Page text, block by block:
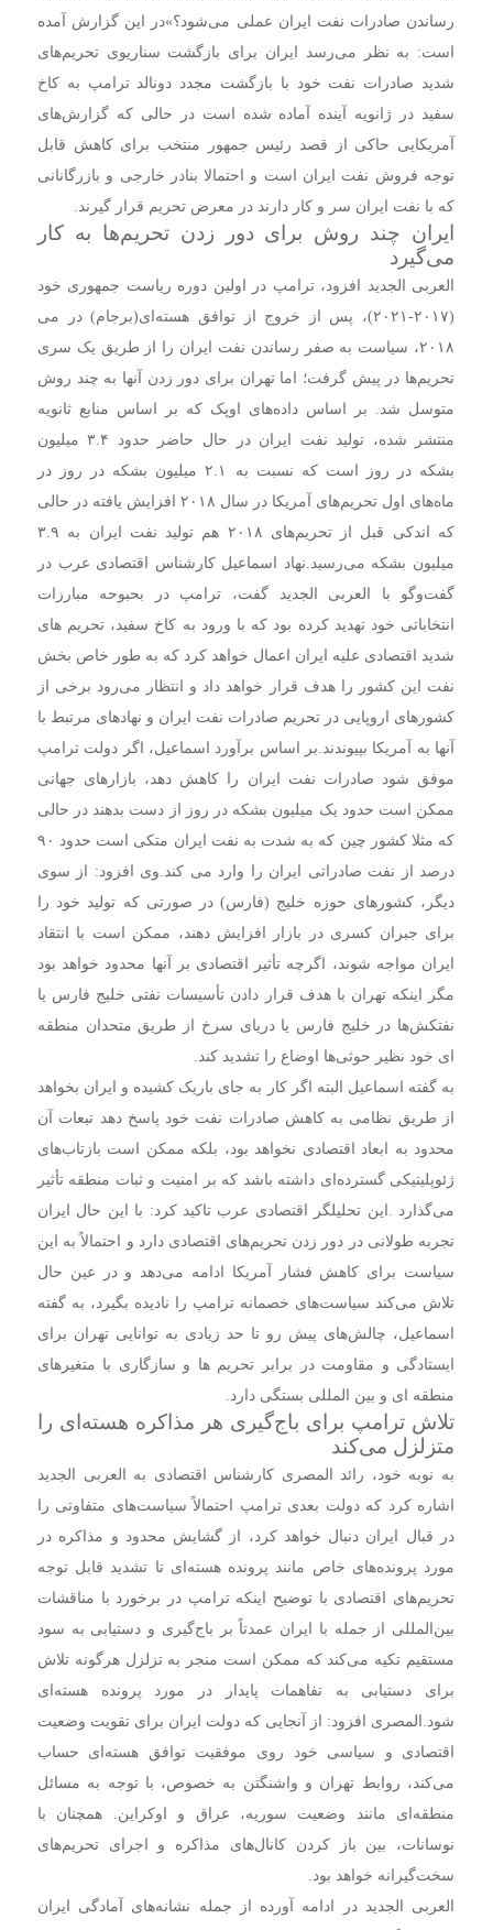
رساندن صادرات نفت ایران عملی می‌شود؟»در این گزارش آمده
است: به نظر می‌رسد ایران برای بازگشت سناریوی تحریم‌های
شدید صادرات نفت خود با بازگشت مجدد دونالد ترامپ به کاخ
سفید در ژانویه آینده آماده شده است در حالی که گزارش‌های
آمریکایی حاکی از قصد رئیس جمهور منتخب برای کاهش قابل
توجه فروش نفت ایران است و احتمالا بنادر خارجی و بازرگانانی
که با نفت ایران سر و کار دارند در معرض تحریم قرار گیرند.
ایران چند روش برای دور زدن تحریم‌ها به کار
می‌گیرد
العربی الجدید افزود، ترامپ در اولین دوره ریاست جمهوری خود
(۲۰۱۷-۲۰۲۱)، پس از خروج از توافق هسته‌ای(برجام) در می
۲۰۱۸، سیاست به صفر رساندن نفت ایران را از طریق یک سری
تحریم‌ها در پیش گرفت؛ اما تهران برای دور زدن آنها به چند روش
متوسل شد. بر اساس داده‌های اوپک که بر اساس منابع ثانویه
منتشر شده، تولید نفت ایران در حال حاضر حدود ۳.۴ میلیون
بشکه در روز است که نسبت به ۲.۱ میلیون بشکه در روز در
ماه‌های اول تحریم‌های آمریکا در سال ۲۰۱۸ افزایش یافته در حالی
که اندکی قبل از تحریم‌های ۲۰۱۸ هم تولید نفت ایران به ۳.۹
میلیون بشکه می‌رسید. نهاد اسماعیل کارشناس اقتصادی عرب در
گفت‌وگو با العربی الجدید گفت، ترامپ در بحبوحه مبارزات
انتخاباتی خود تهدید کرده بود که با ورود به کاخ سفید، تحریم های
شدید اقتصادی علیه ایران اعمال خواهد کرد که به طور خاص بخش
نفت این کشور را هدف قرار خواهد داد و انتظار می‌رود برخی از
کشورهای اروپایی در تحریم صادرات نفت ایران و نهادهای مرتبط با
آنها به آمریکا بپیوندند. بر اساس برآورد اسماعیل، اگر دولت ترامپ
موفق شود صادرات نفت ایران را کاهش دهد، بازارهای جهانی
ممکن است حدود یک میلیون بشکه در روز از دست بدهند در حالی
که مثلا کشور چین که به شدت به نفت ایران متکی است حدود ۹۰
درصد از نفت صادراتی ایران را وارد می کند. وی افزود: از سوی
دیگر، کشورهای حوزه خلیج (فارس) در صورتی که تولید خود را
برای جبران کسری در بازار افزایش دهند، ممکن است با انتقاد
ایران مواجه شوند، اگرچه تأثیر اقتصادی بر آنها محدود خواهد بود
مگر اینکه تهران با هدف قرار دادن تأسیسات نفتی خلیج فارس یا
نفتکش‌ها در خلیج فارس یا دریای سرخ از طریق متحدان منطقه
ای خود نظیر حوثی‌ها اوضاع را تشدید کند.
به گفته اسماعیل البته اگر کار به جای باریک کشیده و ایران بخواهد
از طریق نظامی به کاهش صادرات نفت خود پاسخ دهد تبعات آن
محدود به ابعاد اقتصادی نخواهد بود، بلکه ممکن است بازتاب‌های
ژئوپلیتیکی گسترده‌ای داشته باشد که بر امنیت و ثبات منطقه تأثیر
می‌گذارد . این تحلیلگر اقتصادی عرب تاکید کرد: با این حال ایران
تجربه طولانی در دور زدن تحریم‌های اقتصادی دارد و احتمالاً به این
سیاست برای کاهش فشار آمریکا ادامه می‌دهد و در عین حال
تلاش می‌کند سیاست‌های خصمانه ترامپ را نادیده بگیرد، به گفته
اسماعیل، چالش‌های پیش رو تا حد زیادی به توانایی تهران برای
ایستادگی و مقاومت در برابر تحریم ها و سازگاری با متغیرهای
منطقه ای و بین المللی بستگی دارد.
تلاش ترامپ برای باج‌گیری هر مذاکره هسته‌ای را
متزلزل می‌کند
به نوبه خود، رائد المصری کارشناس اقتصادی به العربی الجدید
اشاره کرد که دولت بعدی ترامپ احتمالاً سیاست‌های متفاوتی را
در قبال ایران دنبال خواهد کرد، از گشایش محدود و مذاکره در
مورد پرونده‌های خاص مانند پرونده هسته‌ای تا تشدید قابل توجه
تحریم‌های اقتصادی با توضیح اینکه ترامپ در برخورد با مناقشات
بین‌المللی از جمله با ایران عمدتاً بر باج‌گیری و دستیابی به سود
مستقیم تکیه می‌کند که ممکن است منجر به تزلزل هرگونه تلاش
برای دستیابی به تفاهمات پایدار در مورد پرونده هسته‌ای
شود. المصری افزود: از آنجایی که دولت ایران برای تقویت وضعیت
اقتصادی و سیاسی خود روی موفقیت توافق هسته‌ای حساب
می‌کند، روابط تهران و واشنگتن به خصوص، با توجه به مسائل
منطقه‌ای مانند وضعیت سوریه، عراق و اوکراین. همچنان با
نوسانات، بین باز کردن کانال‌های مذاکره و اجرای تحریم‌های
سخت‌گیرانه خواهد بود.
العربی الجدید در ادامه آورده از جمله نشانه‌های آمادگی ایران